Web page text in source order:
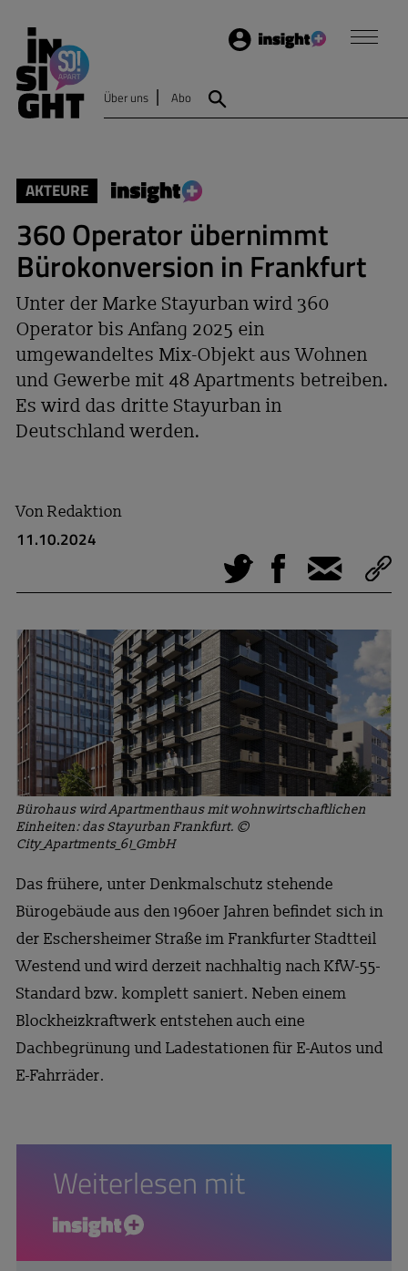
Login
Über uns Abo
AKTEURE
360 Operator übernimmt
Bürokonversion in Frankfurt
Unter der Marke Stayurban wird 360
Operator bis Anfang 2025 ein
umgewandeltes Mix-Objekt aus Wohnen
und Gewerbe mit 48 Apartments betreiben.
Es wird das dritte Stayurban in
Deutschland werden.
VonRedaktion
11.10.2024
Tweet Facebook
E-Mail
Bürohaus wird Apartmenthaus mit wohnwirtschaftlichen
Einheiten: das Stayurban Frankfurt. ©
City_Apartments_61_GmbH
Das frühere, unter Denkmalschutz stehende
Bürogebäude aus den 1960er Jahren befindet sich in
der Eschersheimer Straße im Frankfurter Stadtteil
Westend und wird derzeit nachhaltig nach KfW-55-
Standard bzw. komplett saniert. Neben einem
Blockheizkraftwerk entstehen auch eine
Dachbegrünung und Ladestationen für E-Autos und
E-Fahrräder.
Weiterlesen mit
insight+